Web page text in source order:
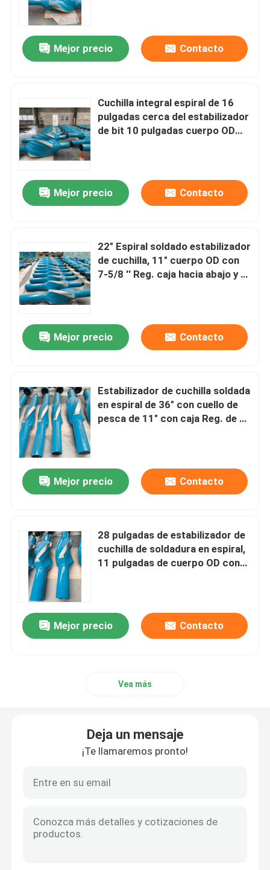
Inicio
Productos
Mejor precio Contacto
Cuchilla integral espiral de 16
pulgadas cerca del estabilizador
de bit 10 pulgadas cuerpo OD
Mejor precio
Contacto
22" Espiral soldado estabilizador
de cuchilla, 11" cuerpo OD con
7-5/8 ′′ Reg. caja hacia abajo y 7-
Mejor precio Contacto
Estabilizador de cuchilla soldada
en espiral de 36" con cuello de
pesca de 11" con caja Reg. de 8-
Mejor precio Contacto
28 pulgadas de estabilizador de
cuchilla de soldadura en espiral,
11 pulgadas de cuerpo OD con
Mejor precio
Contacto
Vea más
Deja un mensaje
¡Te llamaremos pronto!